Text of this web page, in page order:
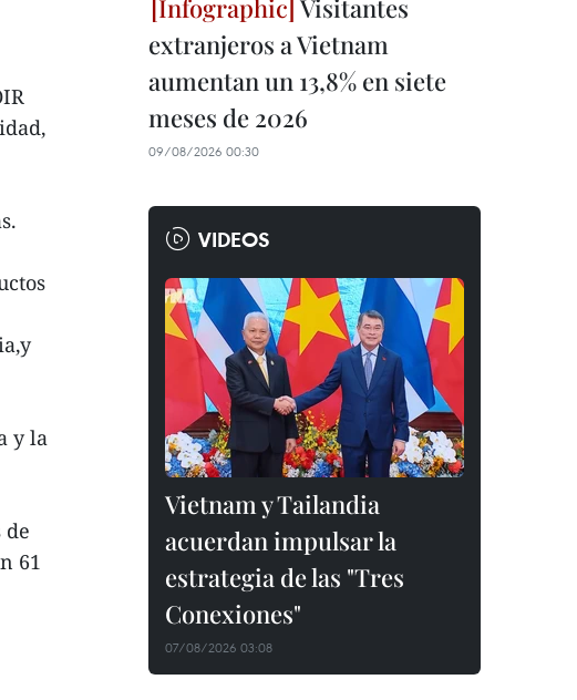
y la
de
61
Visitantes
extranjeros a Vietnam
aumentan un 13,8% en siete
meses de 2026
09/08/2026 00:30
VIDEOS
Vietnam y Tailandia
acuerdan impulsar la
estrategia de las "Tres
Conexiones"
07/08/2026 03:08